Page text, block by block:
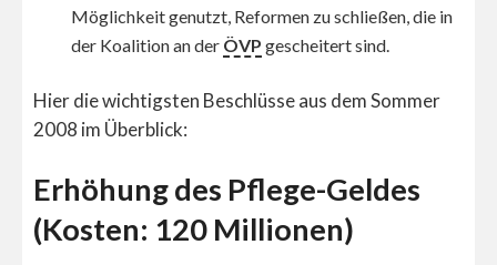
Möglichkeit genutzt, Reformen zu schließen, die in
der Koalition an der ÖVP gescheitert sind.
Hier die wichtigsten Beschlüsse aus dem Sommer
2008 im Überblick:
Erhöhung des Pflege-Geldes
(Kosten: 120 Millionen)